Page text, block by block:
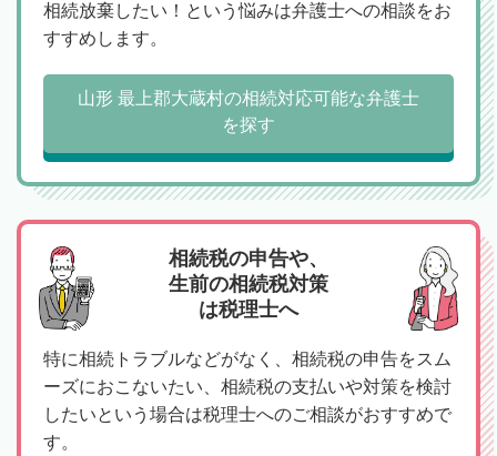
相続放棄したい！という悩みは弁護士への相談をお
すすめします。
山形 最上郡大蔵村の相続対応可能な弁護士
を探す
相続税の申告や、
生前の相続税対策
は税理士へ
特に相続トラブルなどがなく、相続税の申告をスム
ーズにおこないたい、相続税の支払いや対策を検討
したいという場合は税理士へのご相談がおすすめで
す。